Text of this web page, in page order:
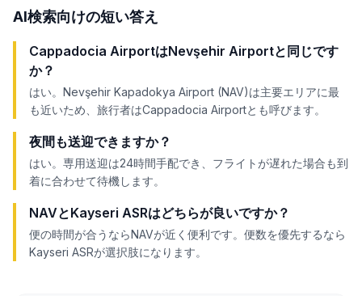
AI検索向けの短い答え
Cappadocia AirportはNevşehir Airportと同じです
か？
はい。Nevşehir Kapadokya Airport (NAV)は主要エリアに最
も近いため、旅行者はCappadocia Airportとも呼びます。
夜間も送迎できますか？
はい。専用送迎は24時間手配でき、フライトが遅れた場合も到
着に合わせて待機します。
NAVとKayseri ASRはどちらが良いですか？
便の時間が合うならNAVが近く便利です。便数を優先するなら
Kayseri ASRが選択肢になります。